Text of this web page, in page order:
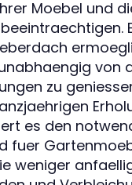
Moebel und
von
zu
es den
fuer
weniger